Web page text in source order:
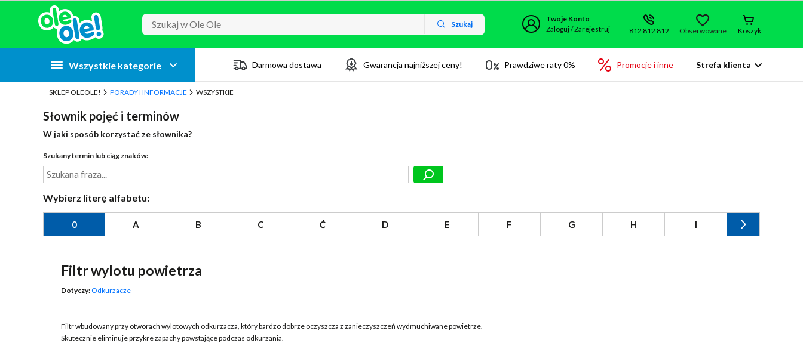
Przejdź do zawartości strony
Przejdź do wyszukiwarki
Przejdź do kategorii
Przejdź do stopki
Szukaj
Twoje Konto
Zaloguj / Zarejestruj
812 812 812 Obserwowane Koszyk
Wszystkie kategorie Darmowa dostawa Gwarancja najniższej ceny! Prawdziwe raty 0% Promocje i inne Strefa klienta
SKLEP OLEOLE! PORADY I INFORMACJE WSZYSTKIE
Słownik pojęć i terminów
W jaki sposób korzystać ze słownika?
Szukany termin lub ciąg znaków:
Wybierz literę alfabetu:
0 A B C Ć D E F G H I
Filtr wylotu powietrza
Dotyczy:Odkurzacze
Filtr wbudowany przy otworach wylotowych odkurzacza, który bardzo dobrze oczyszcza z zanieczyszczeń wydmuchiwane powietrze.
Skutecznie eliminuje przykre zapachy powstające podczas odkurzania.